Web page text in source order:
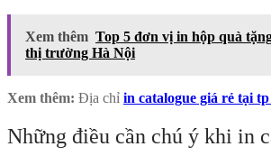
Xem thêm Top 5 đơn vị in hộp quà
thị trường Hà Nội
Xem thêm: Địa chỉ in catalogue giá rẻ tại
Những điều cần chú ý khi in